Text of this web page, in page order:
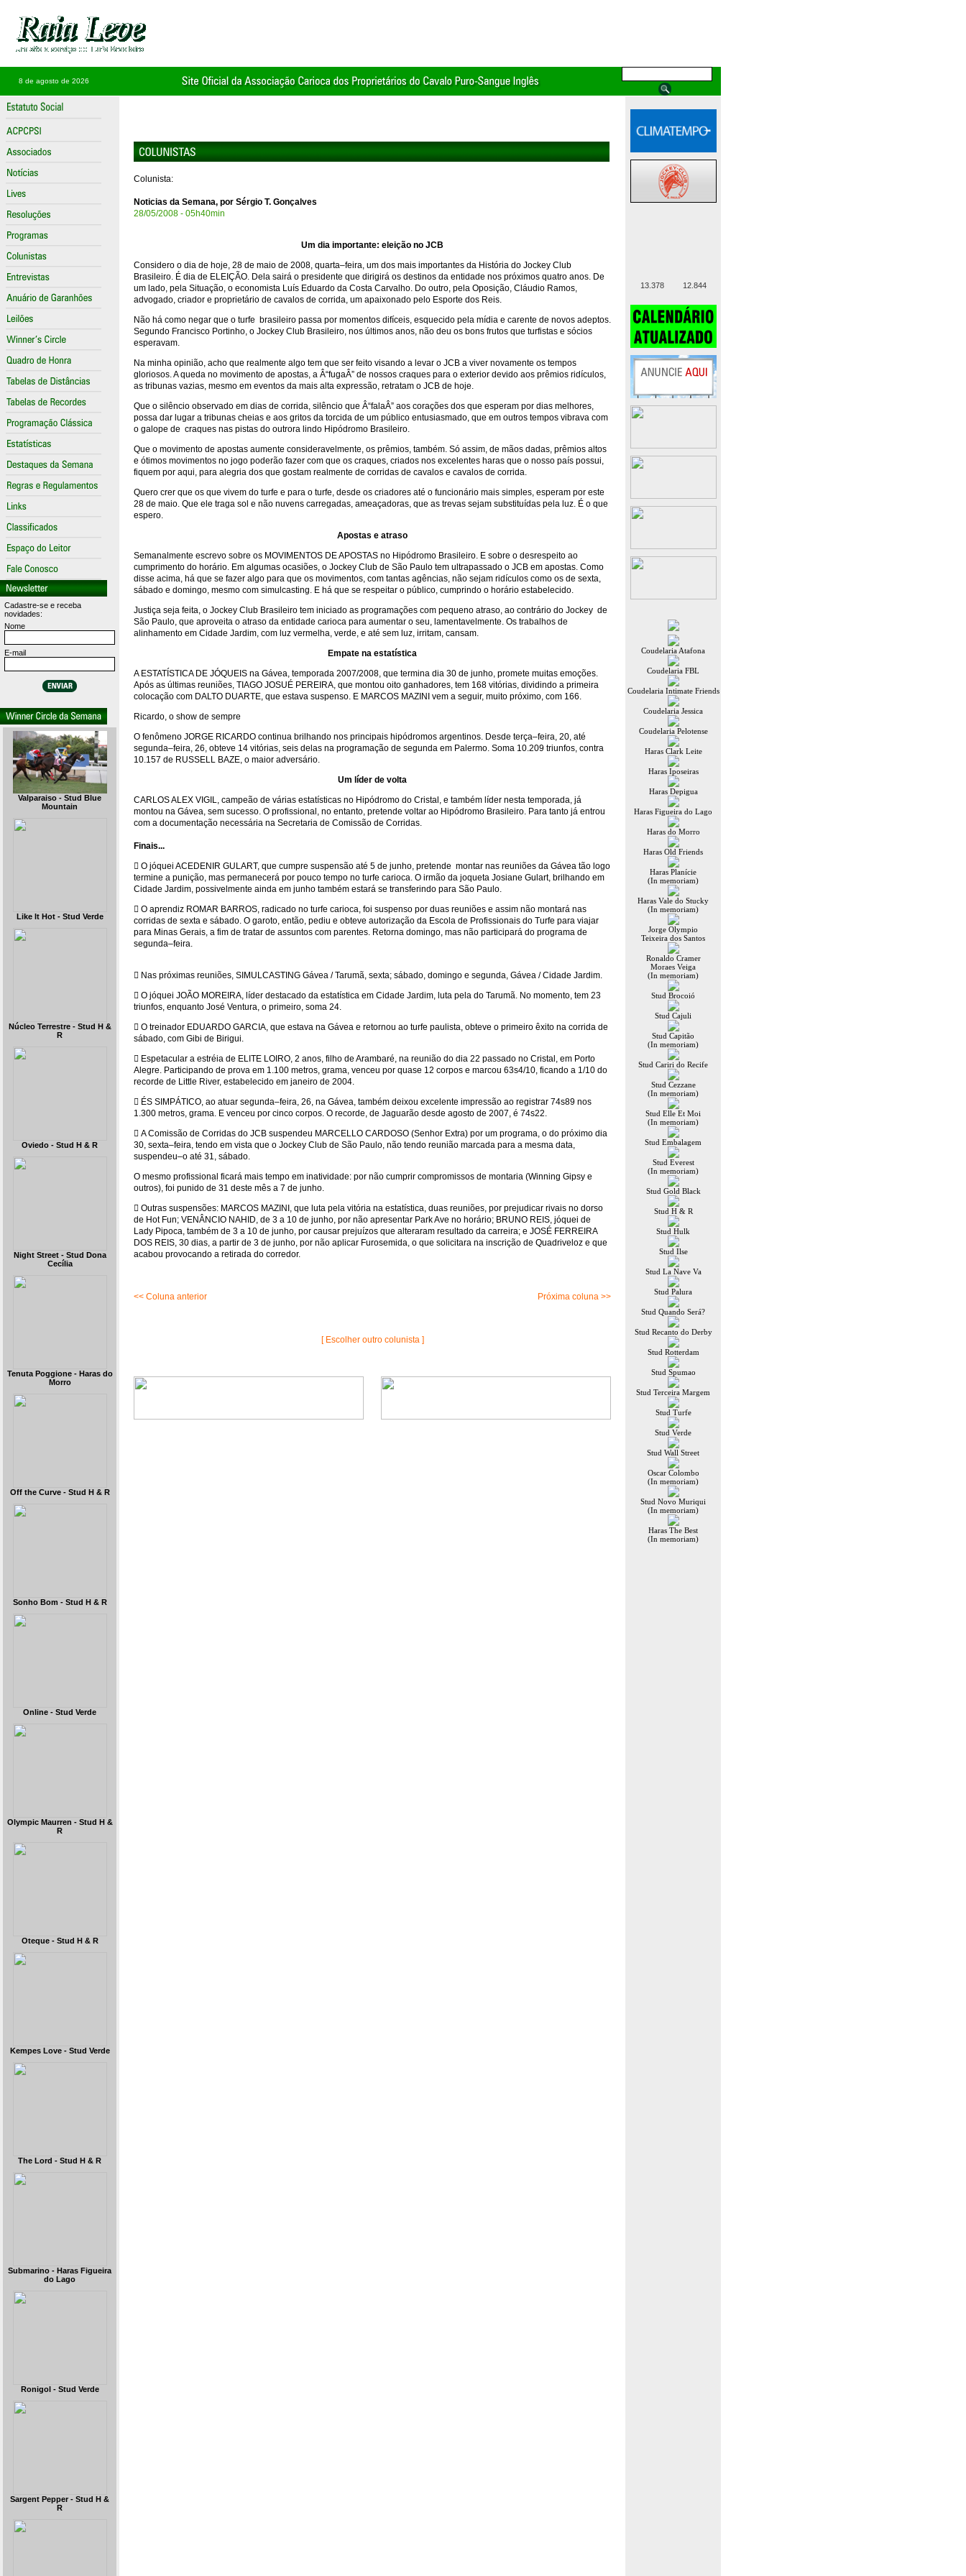
8 de agosto de 2026
Cadastre-se e receba
novidades:
Nome
E-mail
Valparaiso - Stud Blue
Mountain
Like It Hot - Stud Verde
Núcleo Terrestre - Stud H &
R
Oviedo - Stud H & R
Night Street - Stud Dona
Cecília
Tenuta Poggione - Haras do
Morro
Off the Curve - Stud H & R
Sonho Bom - Stud H & R
Online - Stud Verde
Olympic Maurren - Stud H &
R
Oteque - Stud H & R
Kempes Love - Stud Verde
The Lord - Stud H & R
Submarino - Haras Figueira
do Lago
Ronigol - Stud Verde
Sargent Pepper - Stud H &
R
Colunista:
Noticias da Semana, por Sérgio T. Gonçalves
28/05/2008 - 05h40min
Um dia importante: eleição no JCB
Considero o dia de hoje, 28 de maio de 2008, quarta–feira, um dos mais importantes da História do Jockey Club
Brasileiro. É dia de ELEIÇÃO. Dela sairá o presidente que dirigirá os destinos da entidade nos próximos quatro anos. De
um lado, pela Situação, o economista Luís Eduardo da Costa Carvalho. Do outro, pela Oposição, Cláudio Ramos,
advogado, criador e proprietário de cavalos de corrida, um apaixonado pelo Esporte dos Reis.
Não há como negar que o turfe brasileiro passa por momentos difíceis, esquecido pela mídia e carente de novos adeptos.
Segundo Francisco Portinho, o Jockey Club Brasileiro, nos últimos anos, não deu os bons frutos que turfistas e sócios
esperavam.
Na minha opinião, acho que realmente algo tem que ser feito visando a levar o JCB a viver novamente os tempos
gloriosos. A queda no movimento de apostas, a Â“fugaÂ” de nossos craques para o exterior devido aos prêmios ridículos,
as tribunas vazias, mesmo em eventos da mais alta expressão, retratam o JCB de hoje.
Que o silêncio observado em dias de corrida, silêncio que Â“falaÂ” aos corações dos que esperam por dias melhores,
possa dar lugar a tribunas cheias e aos gritos da torcida de um público entusiasmado, que em outros tempos vibrava com
o galope de craques nas pistas do outrora lindo Hipódromo Brasileiro.
Que o movimento de apostas aumente consideravelmente, os prêmios, também. Só assim, de mãos dadas, prêmios altos
e ótimos movimentos no jogo poderão fazer com que os craques, criados nos excelentes haras que o nosso país possui,
fiquem por aqui, para alegria dos que gostam realmente de corridas de cavalos e cavalos de corrida.
Quero crer que os que vivem do turfe e para o turfe, desde os criadores até o funcionário mais simples, esperam por este
28 de maio. Que ele traga sol e não nuvens carregadas, ameaçadoras, que as trevas sejam substituídas pela luz. É o que
espero.
Apostas e atraso
Semanalmente escrevo sobre os MOVIMENTOS DE APOSTAS no Hipódromo Brasileiro. E sobre o desrespeito ao
cumprimento do horário. Em algumas ocasiões, o Jockey Club de São Paulo tem ultrapassado o JCB em apostas. Como
disse acima, há que se fazer algo para que os movimentos, com tantas agências, não sejam ridículos como os de sexta,
sábado e domingo, mesmo com simulcasting. E há que se respeitar o público, cumprindo o horário estabelecido.
Justiça seja feita, o Jockey Club Brasileiro tem iniciado as programações com pequeno atraso, ao contrário do Jockey de
São Paulo, que aproveita o atraso da entidade carioca para aumentar o seu, lamentavelmente. Os trabalhos de
alinhamento em Cidade Jardim, com luz vermelha, verde, e até sem luz, irritam, cansam.
Empate na estatística
A ESTATÍSTICA DE JÓQUEIS na Gávea, temporada 2007/2008, que termina dia 30 de junho, promete muitas emoções.
Após as últimas reuniões, TIAGO JOSUÉ PEREIRA, que montou oito ganhadores, tem 168 vitórias, dividindo a primeira
colocação com DALTO DUARTE, que estava suspenso. E MARCOS MAZINI vem a seguir, muito próximo, com 166.
Ricardo, o show de sempre
O fenômeno JORGE RICARDO continua brilhando nos principais hipódromos argentinos. Desde terça–feira, 20, até
segunda–feira, 26, obteve 14 vitórias, seis delas na programação de segunda em Palermo. Soma 10.209 triunfos, contra
10.157 de RUSSELL BAZE, o maior adversário.
Um líder de volta
CARLOS ALEX VIGIL, campeão de várias estatísticas no Hipódromo do Cristal, e também líder nesta temporada, já
montou na Gávea, sem sucesso. O profissional, no entanto, pretende voltar ao Hipódromo Brasileiro. Para tanto já entrou
com a documentação necessária na Secretaria de Comissão de Corridas.
Finais...
 O jóquei ACEDENIR GULART, que cumpre suspensão até 5 de junho, pretende montar nas reuniões da Gávea tão logo
termine a punição, mas permanecerá por pouco tempo no turfe carioca. O irmão da joqueta Josiane Gulart, brilhando em
Cidade Jardim, possivelmente ainda em junho também estará se transferindo para São Paulo.
 O aprendiz ROMAR BARROS, radicado no turfe carioca, foi suspenso por duas reuniões e assim não montará nas
corridas de sexta e sábado. O garoto, então, pediu e obteve autorização da Escola de Profissionais do Turfe para viajar
para Minas Gerais, a fim de tratar de assuntos com parentes. Retorna domingo, mas não participará do programa de
segunda–feira.
 Nas próximas reuniões, SIMULCASTING Gávea / Tarumã, sexta; sábado, domingo e segunda, Gávea / Cidade Jardim.
 O jóquei JOÃO MOREIRA, líder destacado da estatística em Cidade Jardim, luta pela do Tarumã. No momento, tem 23
triunfos, enquanto José Ventura, o primeiro, soma 24.
 O treinador EDUARDO GARCIA, que estava na Gávea e retornou ao turfe paulista, obteve o primeiro êxito na corrida de
sábado, com Gibi de Birigui.
 Espetacular a estréia de ELITE LOIRO, 2 anos, filho de Arambaré, na reunião do dia 22 passado no Cristal, em Porto
Alegre. Participando de prova em 1.100 metros, grama, venceu por quase 12 corpos e marcou 63s4/10, ficando a 1/10 do
recorde de Little River, estabelecido em janeiro de 2004.
 ÉS SIMPÁTICO, ao atuar segunda–feira, 26, na Gávea, também deixou excelente impressão ao registrar 74s89 nos
1.300 metros, grama. E venceu por cinco corpos. O recorde, de Jaguarão desde agosto de 2007, é 74s22.
 A Comissão de Corridas do JCB suspendeu MARCELLO CARDOSO (Senhor Extra) por um programa, o do próximo dia
30, sexta–feira, tendo em vista que o Jockey Club de São Paulo, não tendo reunião marcada para a mesma data,
suspendeu–o até 31, sábado.
O mesmo profissional ficará mais tempo em inatividade: por não cumprir compromissos de montaria (Winning Gipsy e
outros), foi punido de 31 deste mês a 7 de junho.
 Outras suspensões: MARCOS MAZINI, que luta pela vitória na estatística, duas reuniões, por prejudicar rivais no dorso
de Hot Fun; VENÂNCIO NAHID, de 3 a 10 de junho, por não apresentar Park Ave no horário; BRUNO REIS, jóquei de
Lady Pipoca, também de 3 a 10 de junho, por causar prejuízos que alteraram resultado da carreira; e JOSÉ FERREIRA
DOS REIS, 30 dias, a partir de 3 de junho, por não aplicar Furosemida, o que solicitara na inscrição de Quadriveloz e que
acabou provocando a retirada do corredor.
<< Coluna anterior Próxima coluna >>
[ Escolher outro colunista ]
13.378 12.844
Coudelaria Atafona
Coudelaria FBL
Coudelaria Intimate Friends
Coudelaria Jessica
Coudelaria Pelotense
Haras Clark Leite
Haras Iposeiras
Haras Depigua
Haras Figueira do Lago
Haras do Morro
Haras Old Friends
Haras Planície
(In memoriam)
Haras Vale do Stucky
(In memoriam)
Jorge Olympio
Teixeira dos Santos
Ronaldo Cramer
Moraes Veiga
(In memoriam)
Stud Brocoió
Stud Cajuli
Stud Capitão
(In memoriam)
Stud Cariri do Recife
Stud Cezzane
(In memoriam)
Stud Elle Et Moi
(In memoriam)
Stud Embalagem
Stud Everest
(In memoriam)
Stud Gold Black
Stud H & R
Stud Hulk
Stud Ilse
Stud La Nave Va
Stud Palura
Stud Quando Será?
Stud Recanto do Derby
Stud Rotterdam
Stud Spumao
Stud Terceira Margem
Stud Turfe
Stud Verde
Stud Wall Street
Oscar Colombo
(In memoriam)
Stud Novo Muriqui
(In memoriam)
Haras The Best
(In memoriam)